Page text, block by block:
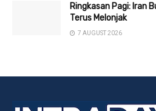
Ringkasan Pagi: Iran
Terus Melonjak
7 AUGUST 2026